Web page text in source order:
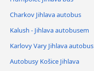
Charkov Jihlava autobus
Kalush - Jihlava autobusem
Karlovy Vary Jihlava autobus
Autobusy Košice Jihlava